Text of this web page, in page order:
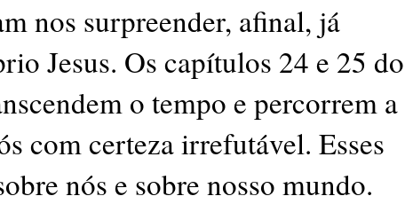
nos surpreender, afinal, já
Jesus. Os capítulos 24 e 25 do
o tempo e percorrem a
com certeza irrefutável. Esses
nós e sobre nosso mundo.